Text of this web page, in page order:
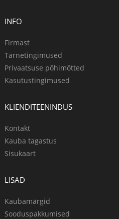
INFO
Firmast
Tarnetingimused
Privaatsuse põhimõtted
Kasutustingimused
KLIENDITEENINDUS
Kontakt
Kauba tagastus
Sisukaart
LISAD
Kaubamärgid
Sooduspakkumised